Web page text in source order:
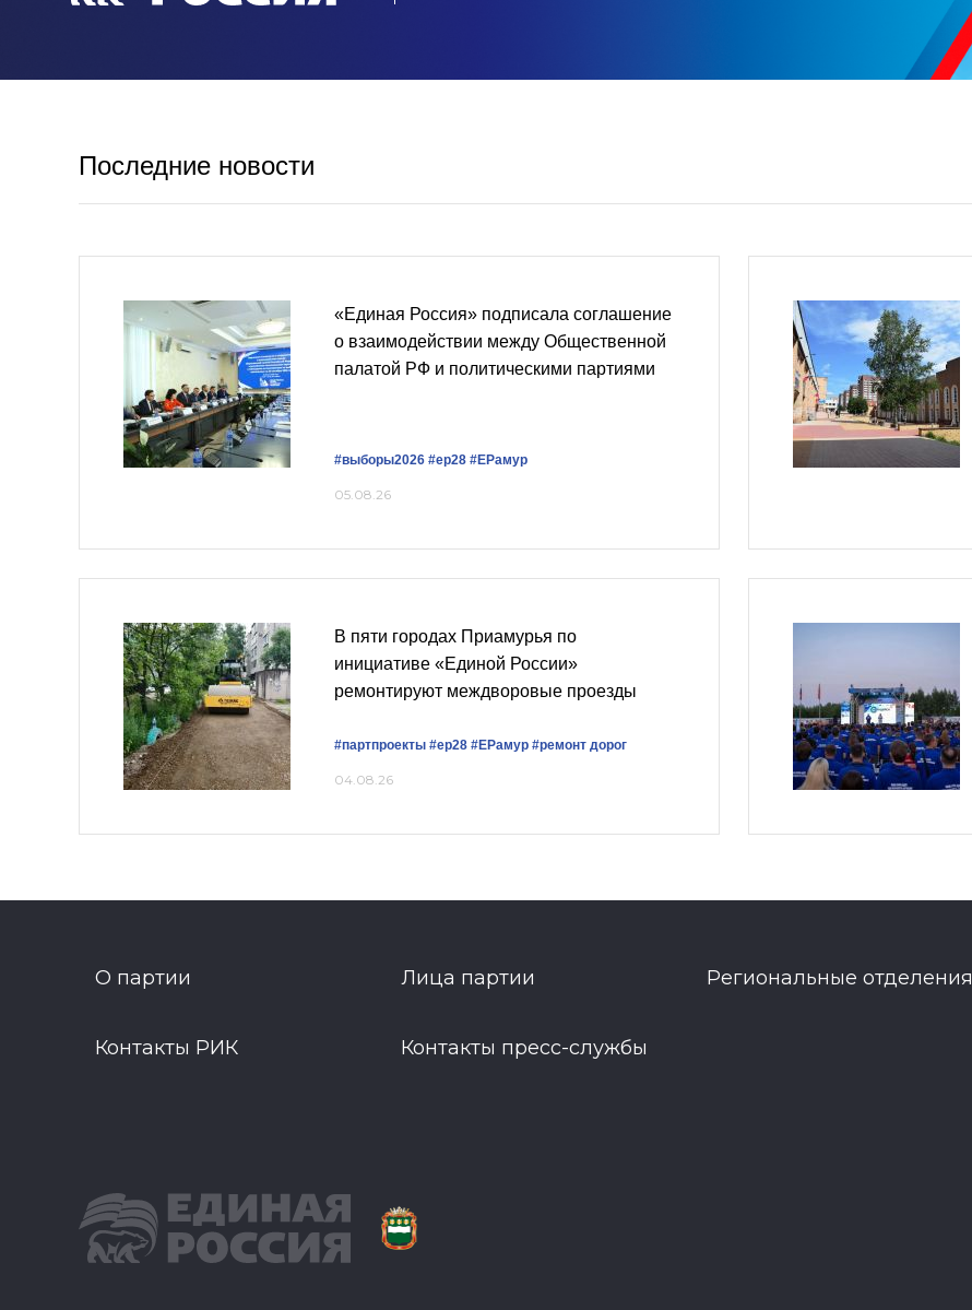
Последние новости
«Единая Россия» подписала соглашение
о взаимодействии между Общественной
палатой РФ и политическими партиями
#выборы2026 #ер28 #ЕРамур
05.08.26
В пяти городах Приамурья по
инициативе «Единой России»
ремонтируют междворовые проезды
#партпроекты #ер28 #ЕРамур #ремонт дорог
04.08.26
О партии Лица партии Региональные отделения
Контакты РИК Контакты пресс-службы